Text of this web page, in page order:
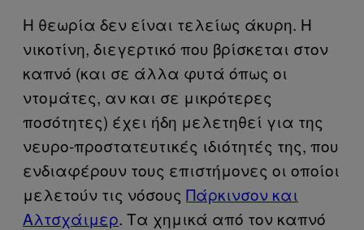
Η θεωρία δεν είναι τελείως άκυρη. Η
νικοτίνη, διεγερτικό που βρίσκεται στον
καπνό (και σε άλλα φυτά όπως οι
ντομάτες, αν και σε μικρότερες
ποσότητες) έχει ήδη μελετηθεί για της
νευρο-προστατευτικές ιδιότητές της, που
ενδιαφέρουν τους επιστήμονες οι οποίοι
μελετούν τις νόσους Πάρκινσον και
Αλτσχάιμερ. Τα χημικά από τον καπνό